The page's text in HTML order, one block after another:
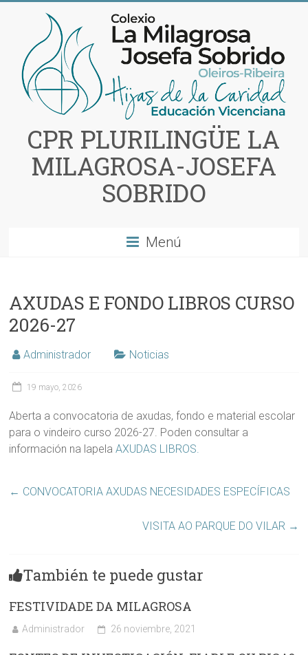
contenido
CPR PLURILINGÜE LA
MILAGROSA-JOSEFA
SOBRIDO
Menú
AXUDAS E FONDO LIBROS CURSO
2026-27
Administrador Noticias
19 mayo, 2026
Aberta a convocatoria de axudas, fondo e material escolar
para o vindeiro curso 2026-27. Poden consultar a
información na lapelaAXUDAS LIBROS.
← CONVOCATORIA AXUDAS NECESIDADES ESPECÍFICAS
VISITA AO PARQUE DO VILAR →
También te puede gustar
FESTIVIDADE DA MILAGROSA
Administrador 26 noviembre, 2021